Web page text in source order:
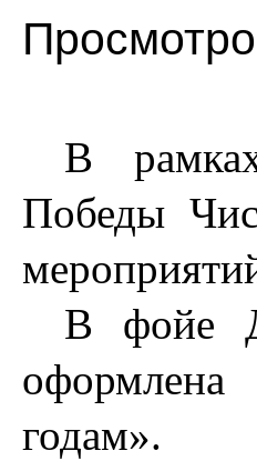
В
Победы
В фойе
годам».